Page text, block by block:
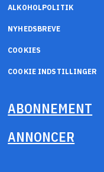
ALKOHOLPOLITIK
NYHEDSBREVE
COOKIES
COOKIE INDSTILLINGER
ABONNEMENT
ANNONCER